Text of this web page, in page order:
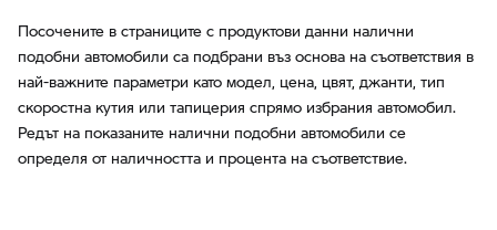
Посочените в страниците с продуктови данни налични
подобни автомобили са подбрани въз основа на съответствия в
най-важните параметри като модел, цена, цвят, джанти, тип
скоростна кутия или тапицерия спрямо избрания автомобил.
Редът на показаните налични подобни автомобили се
определя от наличността и процента на съответствие.